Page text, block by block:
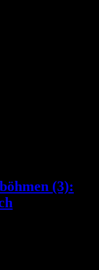
(3):